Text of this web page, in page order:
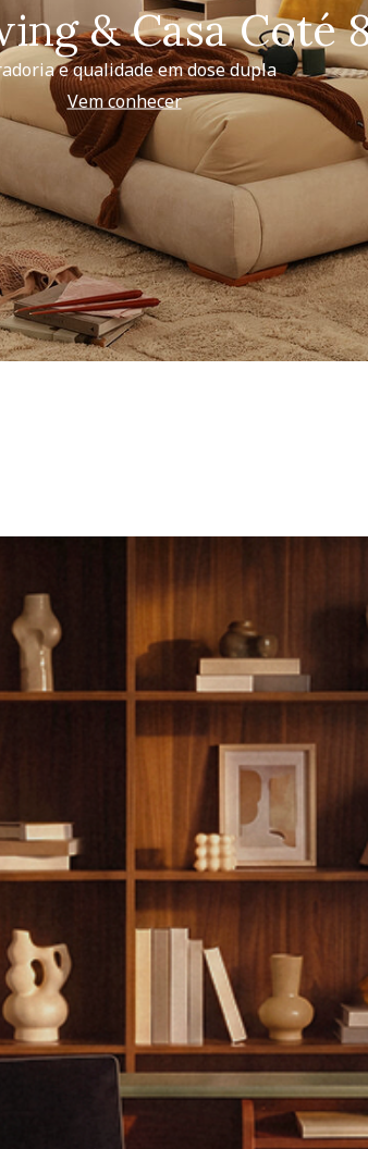
& Casa Coté
e qualidade em dose dupla
Vem conhecer